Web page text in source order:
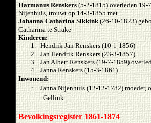
Harmanus Renskers(5-2-1815) overleden 19-
Nijenhuis, trouwt op 14-3-1855 met
Johanna Catharina Sikkink(26-10-1823)
Catharina te Strake
Kinderen:
1. Hendrik Jan Renskers (10-1-1856)
2. Jan Hendrik Renskers (23-3-1857)
3. Jan Albert Renskers (19-7-1859)
4. Janna Renskers (15-3-1861)
Inwonend:
·
Janna Nijenhuis (12-12-1782) moeder,
Gellink
Bevolkingsregister 1861-1874